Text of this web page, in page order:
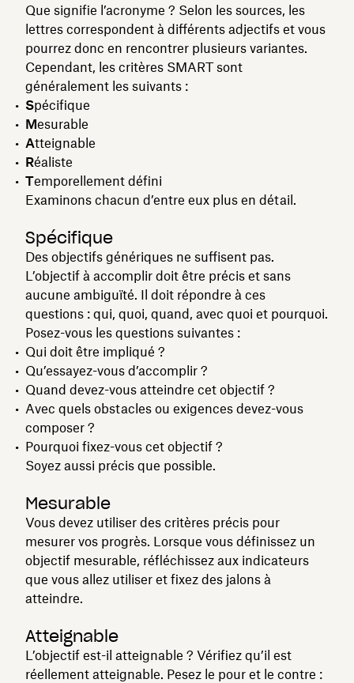
Que signifie l’acronyme ? Selon les sources, les
lettres correspondent à différents adjectifs et vous
pourrez donc en rencontrer plusieurs variantes.
Cependant, les critères SMART sont
généralement les suivants :
Spécifique
Mesurable
Atteignable
Réaliste
Temporellement défini
Examinons chacun d’entre eux plus en détail.
Spécifique
Des objectifs génériques ne suffisent pas.
L’objectif à accomplir doit être précis et sans
aucune ambiguïté. Il doit répondre à ces
questions : qui, quoi, quand, avec quoi et pourquoi.
Posez-vous les questions suivantes :
Qui doit être impliqué ?
Qu’essayez-vous d’accomplir ?
Quand devez-vous atteindre cet objectif ?
Avec quels obstacles ou exigences devez-vous
composer ?
Pourquoi fixez-vous cet objectif ?
Soyez aussi précis que possible.
Mesurable
Vous devez utiliser des critères précis pour
mesurer vos progrès. Lorsque vous définissez un
objectif mesurable, réfléchissez aux indicateurs
que vous allez utiliser et fixez des jalons à
atteindre.
Atteignable
L’objectif est-il atteignable ? Vérifiez qu’il est
réellement atteignable. Pesez le pour et le contre :